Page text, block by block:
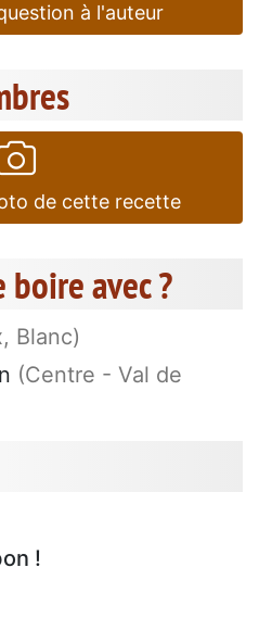
à l'auteur
de cette recette
boire avec ?
Blanc)
(Centre - Val de
!